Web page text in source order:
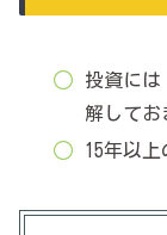
投資には
解してお
15年以上